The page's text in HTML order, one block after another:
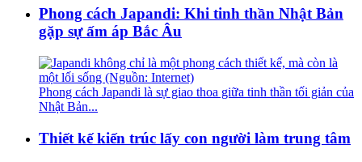
Phong cách Japandi: Khi tinh thần Nhật Bản
gặp sự ấm áp Bắc Âu
Phong cách Japandi là sự giao thoa giữa tinh thần tối giản của
Nhật Bản...
Thiết kế kiến trúc lấy con người làm trung tâm